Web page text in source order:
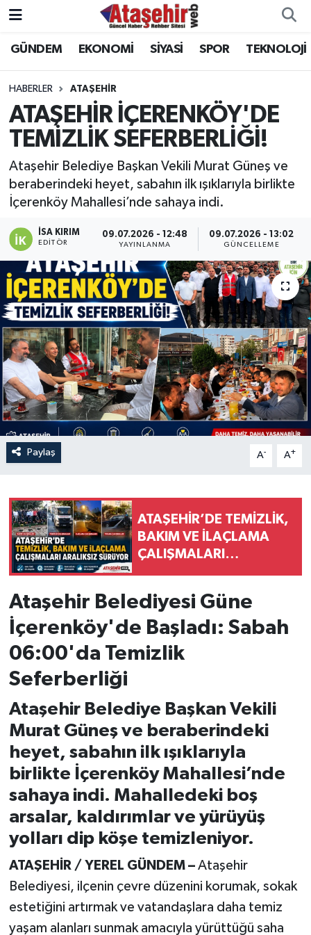
GÜNDEM EKONOMİ SİYASİ SPOR TEKNOLOJİ
HABERLER ATAŞEHİR
ATAŞEHİR İÇERENKÖY'DE
TEMİZLİK SEFERBERLİĞİ!
Ataşehir Belediye Başkan Vekili Murat Güneş ve
beraberindeki heyet, sabahın ilk ışıklarıyla birlikte
İçerenköy Mahallesi’nde sahaya indi.
İSA KIRIM
EDITÖR
09.07.2026 - 12:48
YAYINLANMA
09.07.2026 - 13:02
GÜNCELLEME
Paylaş A- A+
ATAŞEHİR’DE TEMİZLİK,
BAKIM VE İLAÇLAMA
ÇALIŞMALARI
Ataşehir Belediyesi Güne
İçerenköy'de Başladı: Sabah
06:00'da Temizlik
Seferberliği
Ataşehir Belediye Başkan Vekili
Murat Güneş ve beraberindeki
heyet, sabahın ilk ışıklarıyla
birlikte İçerenköy Mahallesi’nde
sahaya indi. Mahalledeki boş
arsalar, kaldırımlar ve yürüyüş
yolları dip köşe temizleniyor.
ATAŞEHİR / YEREL GÜNDEM –Ataşehir
Belediyesi, ilçenin çevre düzenini korumak, sokak
estetiğini artırmak ve vatandaşlara daha temiz
yaşam alanları sunmak amacıyla yürüttüğü saha
Hava Durumu
Trafik Durumu
Süper Lig Puan Durumu ve Fikstür
Tüm Manşetler
Son Dakika Haberleri
Haber Arşivi